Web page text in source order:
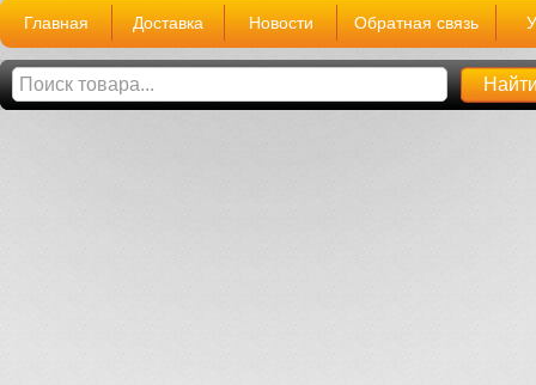
Главная Доставка Новости Обратная связь